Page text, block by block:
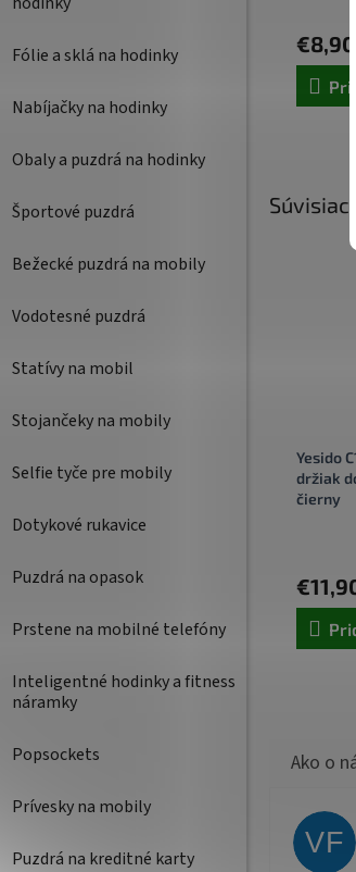
Fólie a sklá na hodinky
Nabíjačky na hodinky
Obaly a puzdrá na hodinky
Športové puzdrá
Bežecké puzdrá na mobily
Vodotesné puzdrá
Statívy na mobil
Stojančeky na mobily
Selfie tyče pre mobily
Dotykové rukavice
Puzdrá na opasok
Prstene na mobilné telefóny
Inteligentné hodinky a fitness
náramky
Popsockets
Prívesky na mobily
Puzdrá na kreditné karty
Súvisiaci
Yesido
držiak
čierny
€8,90
VF